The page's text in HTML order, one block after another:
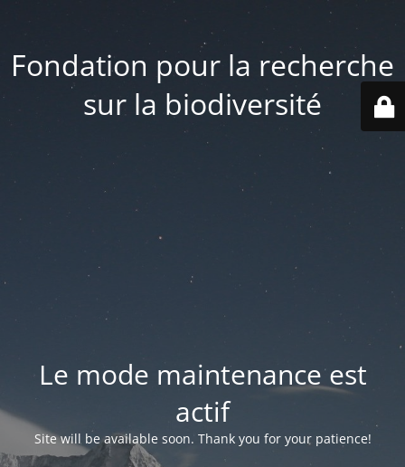
Fondation pour la recherche
sur la biodiversité
Le mode maintenance est
actif
Site will be available soon. Thank you for your patience!